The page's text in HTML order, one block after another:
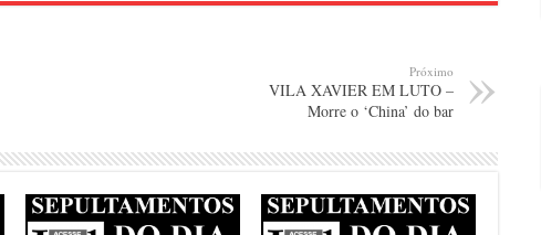
Próximo
VILA XAVIER EM LUTO –
Morre o ‘China’ do bar